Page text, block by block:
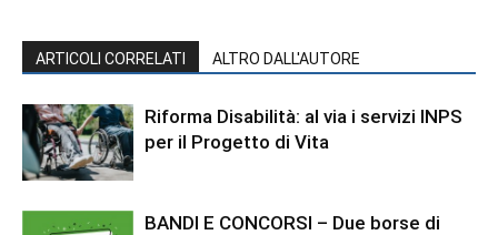
ARTICOLI CORRELATI ALTRO DALL'AUTORE
Riforma Disabilità: al via i servizi INPS
per il Progetto di Vita
BANDI E CONCORSI – Due borse di